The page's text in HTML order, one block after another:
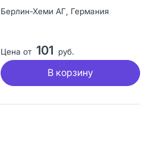
Берлин-Хеми АГ, Германия
Цена от 101 руб.
В корзину